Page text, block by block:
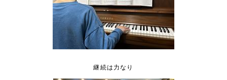
継続は力なり